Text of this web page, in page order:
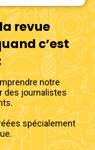
revue
c’est
notre
des journalistes
spécialement